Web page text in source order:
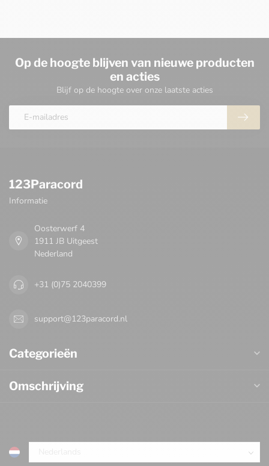
Op de hoogte blijven van nieuwe producten
en acties
Blijf op de hoogte over onze laatste acties
123Paracord
Informatie
Oosterwerf 4
1911 JB Uitgeest
Nederland
+31 (0)75 2040399
support@123paracord.nl
Categorieën
Omschrijving